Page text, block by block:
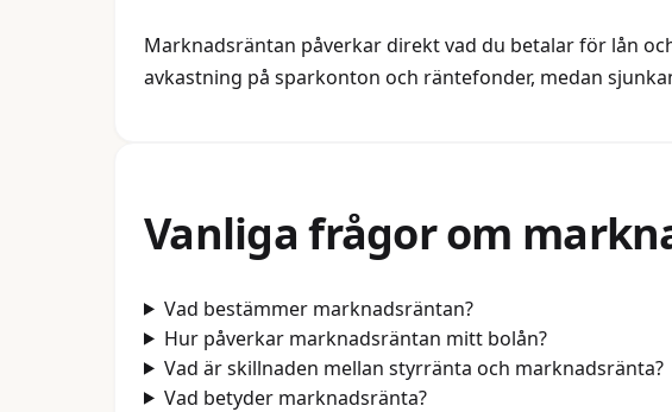
Marknadsräntan påverkar direkt vad du betalar för lån
avkastning på sparkonton och räntefonder, medan
Vanliga frågor om
Vad bestämmer marknadsräntan?
Hur påverkar marknadsräntan mitt bolån?
Vad är skillnaden mellan styrränta och marknadsränta?
Vad betyder marknadsränta?